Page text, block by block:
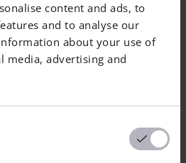
content and ads, to
and to analyse our
about your use of
media, advertising and
5.4 / - kJ/m²
ISO 179